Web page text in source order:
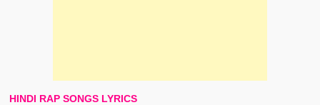
HINDI RAP SONGS LYRICS